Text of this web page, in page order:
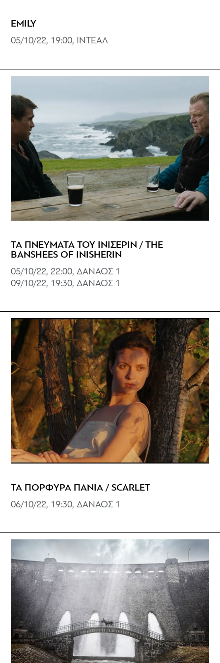
EMILY
05/10/22, 19:00, ΙΝΤΕΑΛ
ΤΑ ΠΝΕΥΜΑΤΑ ΤΟΥ ΙΝΙΣΕΡΙΝ / THE
BANSHEES OF INISHERIN
05/10/22, 22:00, ΔΑΝΑΟΣ 1
09/10/22, 19:30, ΔΑΝΑΟΣ 1
ΤΑ ΠΟΡΦΥΡΑ ΠΑΝΙΑ / SCARLET
06/10/22, 19:30, ΔΑΝΑΟΣ 1